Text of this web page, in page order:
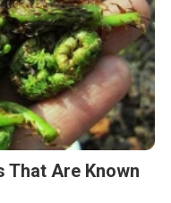
That Are Known